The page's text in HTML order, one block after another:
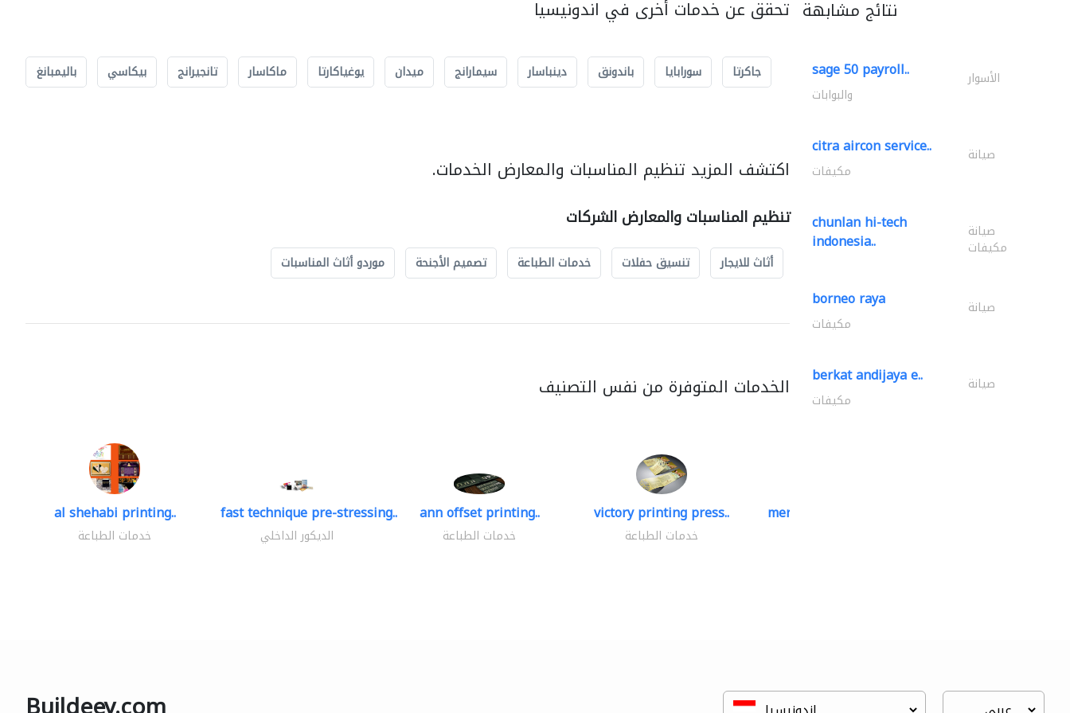
تحقق عن خدمات أخرى في اندونيسيا
جاكرتا سورابايا باندونق دينباسار سيمارانج ميدان يوغياكارتا ماكاسار تانجيرانج بيكاسي باليمبانغ
اكتشف المزيد تنظيم المناسبات والمعارض الخدمات.
تنظيم المناسبات والمعارض الشركات
أثاث للايجار تنسيق حفلات خدمات الطباعة تصميم الأجنحة موردو أثاث المناسبات
الخدمات المتوفرة من نفس التصنيف
al shehabi printing..
خدمات الطباعة
fast technique pre-stressing..
الديكور الداخلي
ann offset printing..
خدمات الطباعة
victory printing press..
خدمات الطباعة
mermaid digital printing..
نتائج مشابهة
sage 50 payroll.. الأسوار
والبوابات
citra aircon service.. صيانة
مكيفات
chunlan hi-tech
indonesia.. صيانة
مكيفات
borneo raya صيانة
مكيفات
berkat andijaya e.. صيانة
مكيفات